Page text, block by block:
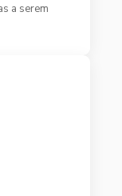
a serem